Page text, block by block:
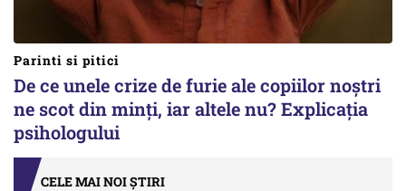
Parinti si pitici
De ce unele crize de furie ale copiilor noștri
ne scot din minți, iar altele nu? Explicația
psihologului
CELE MAI NOI ȘTIRI